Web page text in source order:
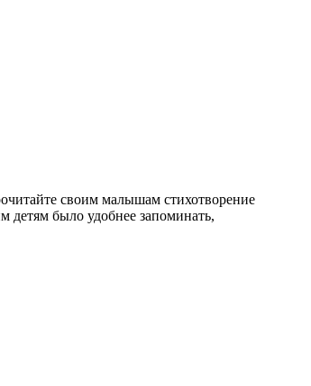
своим малышам стихотворение
детям было удобнее запоминать,